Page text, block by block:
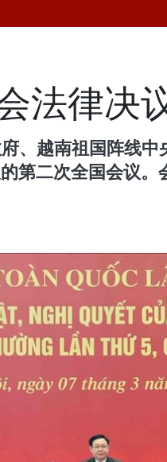
法律决
、越南祖国阵线
第二次全国会议